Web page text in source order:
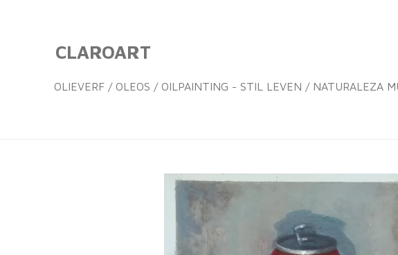
hoofdinhoud
CLAROART
OLIEVERF / OLEOS / OILPAINTING - STIL LEVEN / NATURALEZA